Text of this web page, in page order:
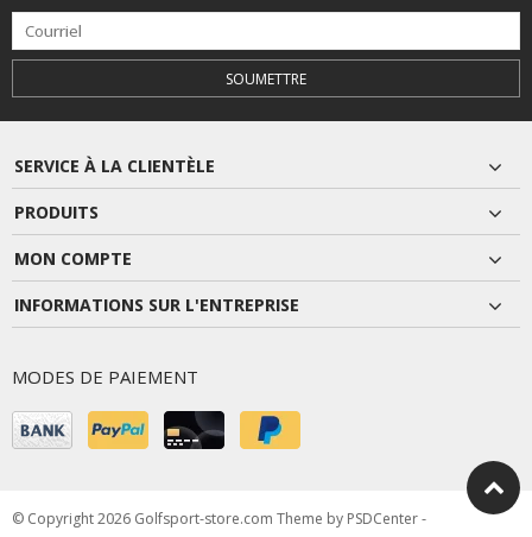
SOUMETTRE
SERVICE À LA CLIENTÈLE
PRODUITS
MON COMPTE
INFORMATIONS SUR L'ENTREPRISE
MODES DE PAIEMENT
© Copyright 2026 Golfsport-store.com Theme by PSDCenter-